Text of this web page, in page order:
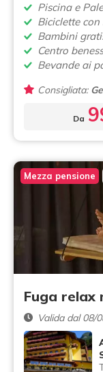
Piscina e
Biciclette
Bambini
Centro
Bevande ai
Consigliata:
Da
Mezza pensione
Fuga relax
Valida dal 08/